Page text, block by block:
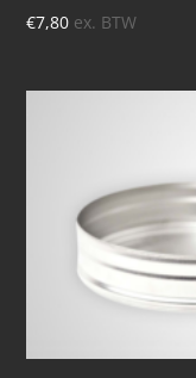
€7,80 ex. BTW